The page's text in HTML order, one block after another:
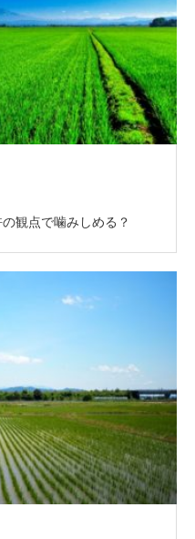
観点で噛みしめる？